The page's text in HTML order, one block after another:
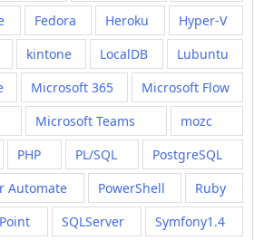
Fedora Heroku
Hyper-V
kintone LocalDB
Lubuntu
Microsoft 365
Microsoft Flow
Microsoft Teams
mozc
PHP PL/SQL
PostgreSQL
Automate PowerShell
Ruby
SQLServer
Symfony1.4